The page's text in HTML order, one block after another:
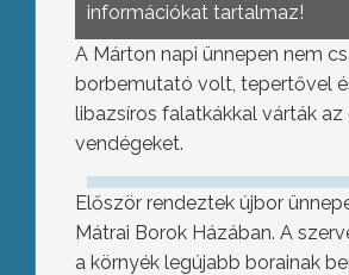
információkat tartalmaz!
A Márton napi ünnepen nem
borbemutató volt, tepertővel
libazsíros falatkákkal várták az
vendégeket.
Először rendeztek újbor
Mátrai Borok Házában. A
a környék legújabb borainak